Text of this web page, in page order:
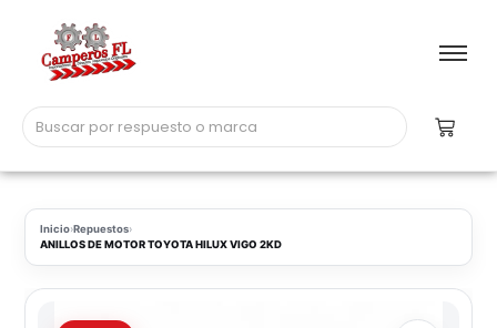
Inicio›Repuestos›
ANILLOS DE MOTOR TOYOTA HILUX VIGO 2KD